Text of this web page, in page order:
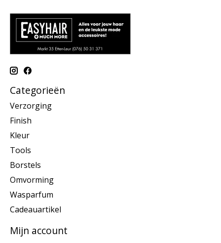
Categorieën
Verzorging
Finish
Kleur
Tools
Borstels
Omvorming
Wasparfum
Cadeauartikel
Mijn account